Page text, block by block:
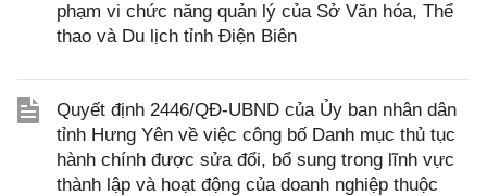
phạm vi chức năng quản lý của Sở Văn hóa, Thể
thao và Du lịch tỉnh Điện Biên
Quyết định 2446/QĐ-UBND của Ủy ban nhân dân
tỉnh Hưng Yên về việc công bố Danh mục thủ tục
hành chính được sửa đổi, bổ sung trong lĩnh vực
thành lập và hoạt động của doanh nghiệp thuộc